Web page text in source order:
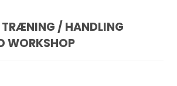
TRÆNING / HANDLING
WORKSHOP